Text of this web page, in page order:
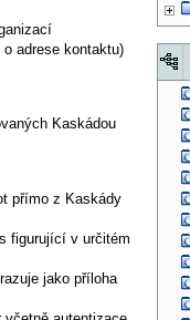
adrese kontaktu)
Kaskádou
přímo z Kaskády
figurující v určitém
jako příloha